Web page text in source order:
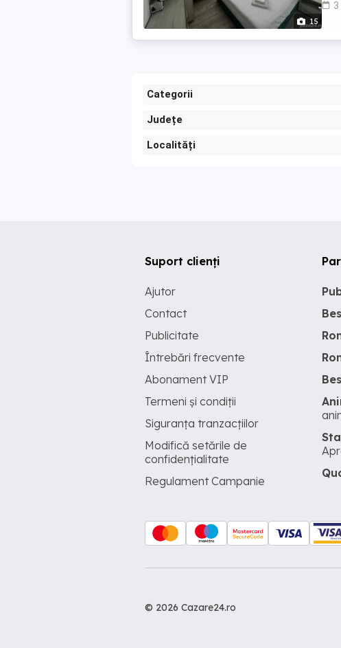
15
Categorii
Județe
Localități
Suport clienți
Ajutor
Contact
Publicitate
Întrebări frecvente
Abonament VIP
Termeni și condiții
Siguranța tranzacțiilor
Modifică setările de
confidențialitate
Regulament Campanie
© 2026 Cazare24.ro